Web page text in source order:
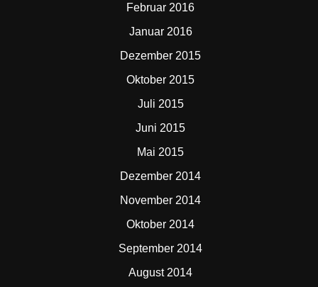
Februar 2016
Januar 2016
Dezember 2015
Oktober 2015
Juli 2015
Juni 2015
Mai 2015
Dezember 2014
November 2014
Oktober 2014
September 2014
August 2014